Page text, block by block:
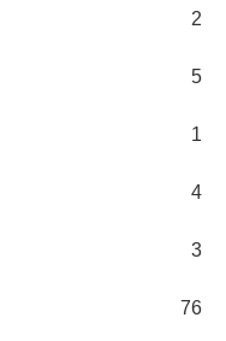
2
5
1
4
3
76